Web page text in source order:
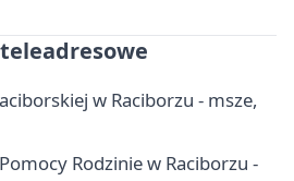
w Raciborzu - msze,
Rodzinie w Raciborzu -